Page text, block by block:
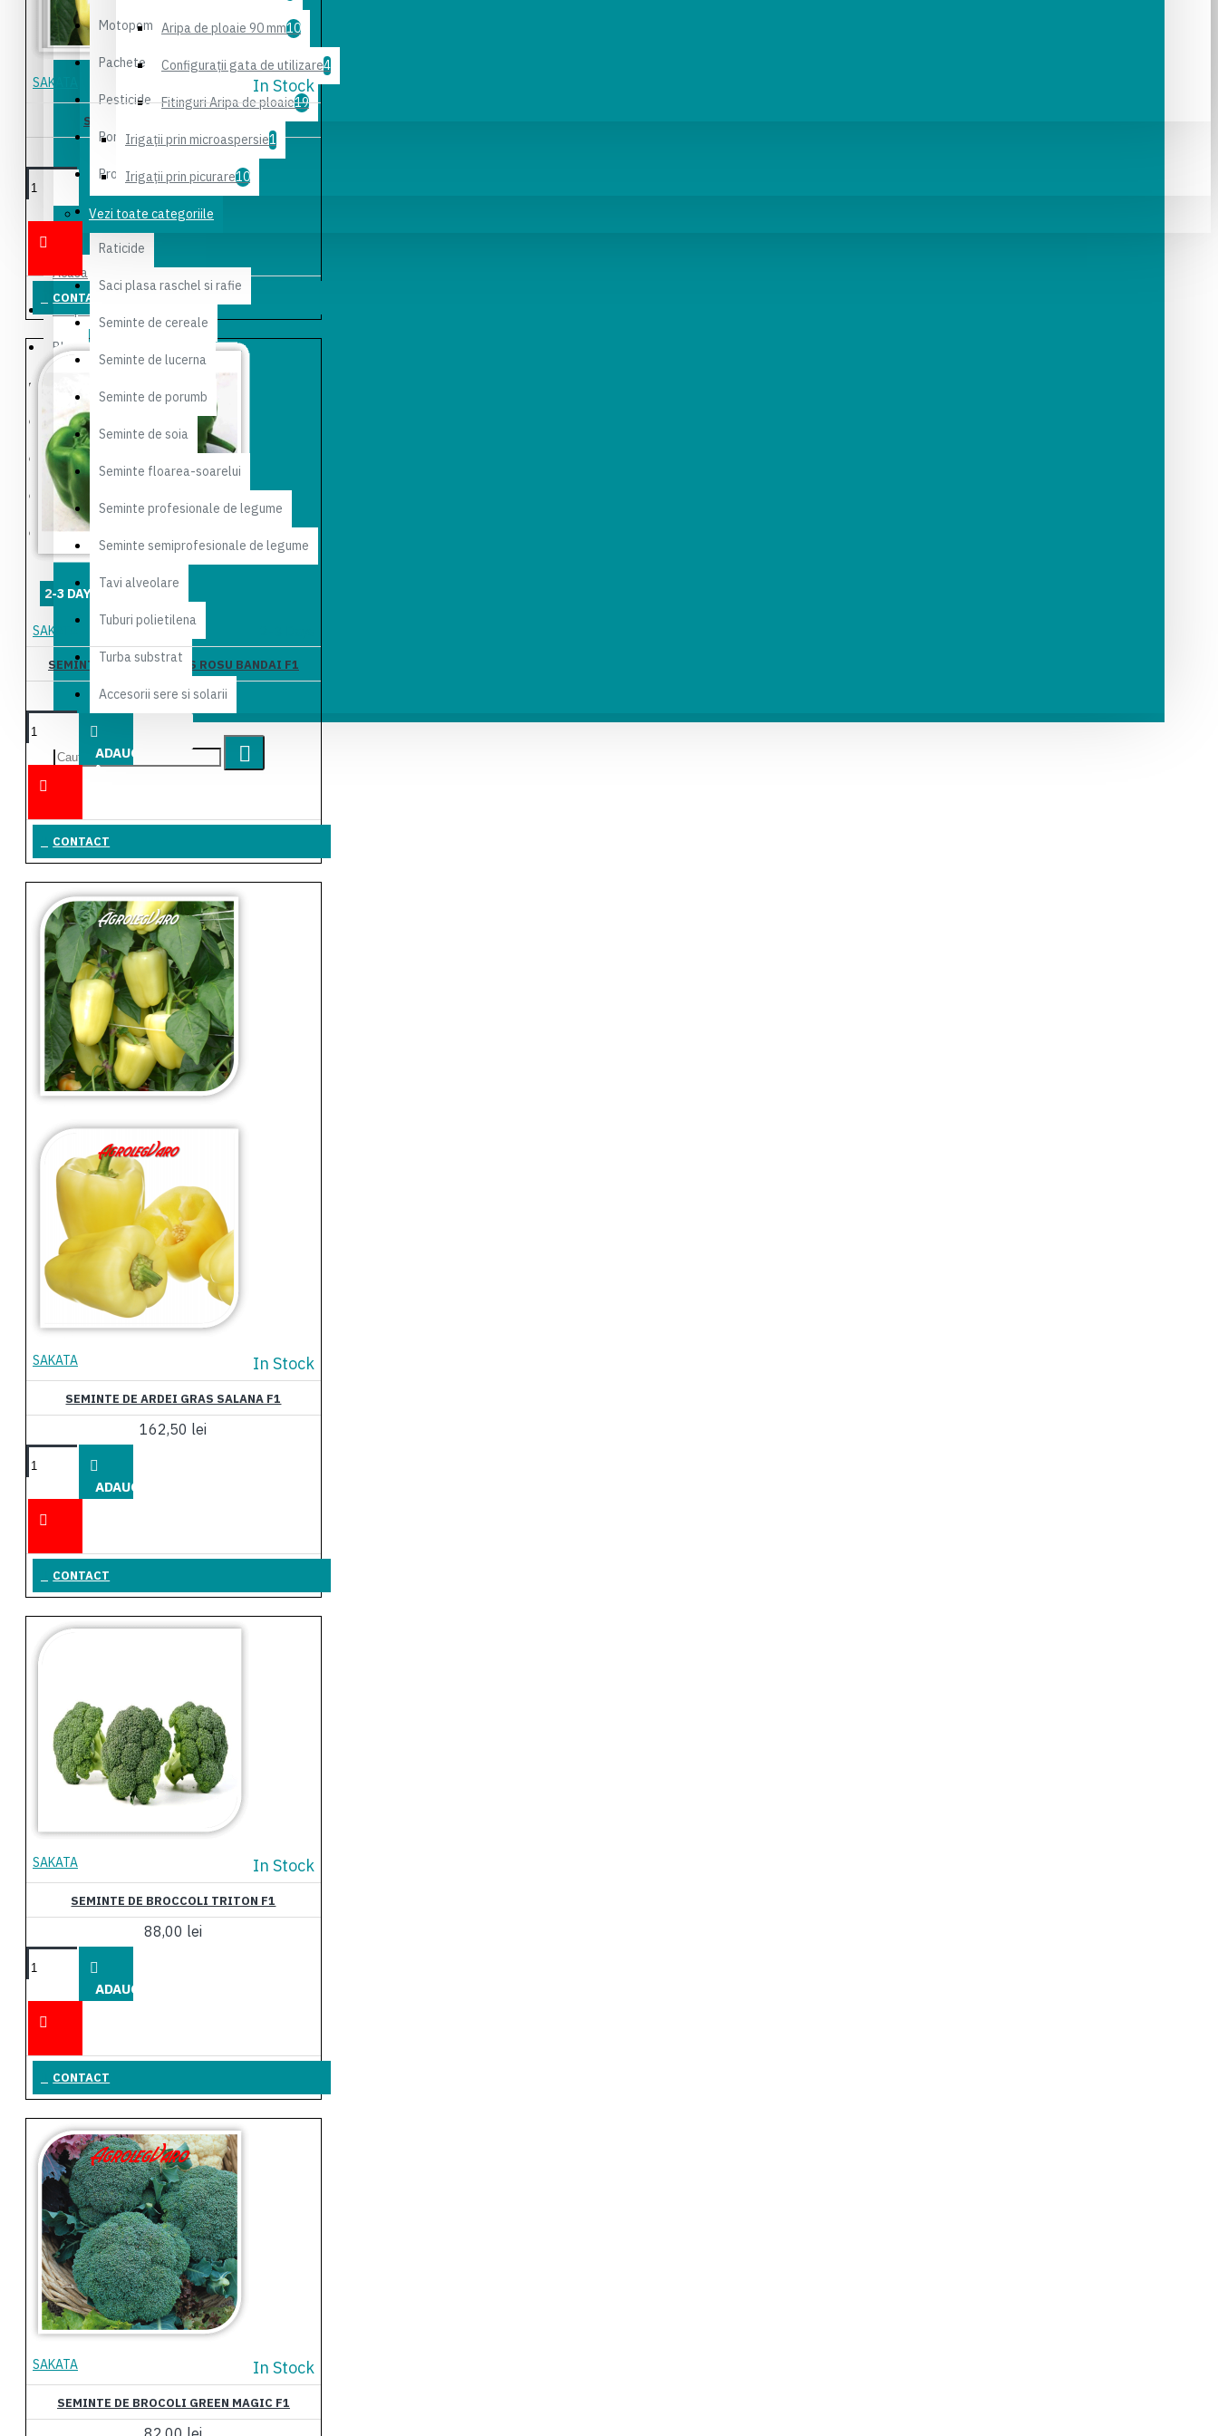
Motopompe pentru irigatii
Pachete
Pesticide
Portaltoi
Produse ICL
Produse Valagro
Raticide
Saci plasa raschel si rafie
Seminte de cereale
Seminte de lucerna
Seminte de porumb
Seminte de soia
Seminte floarea-soarelui
Seminte profesionale de legume
Seminte semiprofesionale de legume
Tavi alveolare
Tuburi polietilena
Turba substrat
Accesorii sere si solarii
Aripa de ploaie 90 mm10
Configuraţii gata de utilizare4
Fitinguri Aripa de ploaie19
Irigaţii prin microaspersie1
Irigaţii prin picurare10
Vezi toate categoriile
Acasa
Blog
Produse noi
Reduceri
Galerie foto
Contact
SAKATA In Stock
SEMINTE ARDEI GRAS LAKE F1
204,50 lei
ADAUGĂ
ÎN COŞ
CONTACT
2-3 DAYS
SAKATA
SEMINTE DE ARDEI GRAS ROSU BANDAI F1
159,50 lei
ADAUGĂ
ÎN COŞ
CONTACT
SAKATA In Stock
SEMINTE DE ARDEI GRAS SALANA F1
162,50 lei
ADAUGĂ
CONTACT
SAKATA In Stock
SEMINTE DE BROCCOLI TRITON F1
88,00 lei
ADAUGĂ
CONTACT
SAKATA In Stock
SEMINTE DE BROCOLI GREEN MAGIC F1